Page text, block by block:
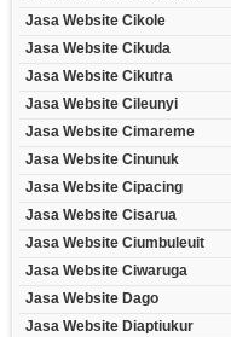
Jasa Website Cikole
Jasa Website Cikuda
Jasa Website Cikutra
Jasa Website Cileunyi
Jasa Website Cimareme
Jasa Website Cinunuk
Jasa Website Cipacing
Jasa Website Cisarua
Jasa Website Ciumbuleuit
Jasa Website Ciwaruga
Jasa Website Dago
Jasa Website Diaptiukur